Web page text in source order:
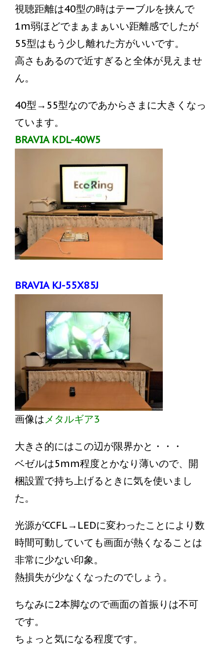
視聴距離は40型の時はテーブルを挟んで
1m弱ほどでまぁまぁいい距離感でしたが
55型はもう少し離れた方がいいです。
高さもあるので近すぎると全体が見えませ
ん。
40型→55型なのであからさまに大きくなっ
ています。
BRAVIA KDL-40W5
BRAVIA KJ-55X85J
画像はメタルギア3
大きさ的にはこの辺が限界かと・・・
ベゼルは5mm程度とかなり薄いので、開
梱設置で持ち上げるときに気を使いまし
た。
光源がCCFL→LEDに変わったことにより数
時間可動していても画面が熱くなることは
非常に少ない印象。
熱損失が少なくなったのでしょう。
ちなみに2本脚なので画面の首振りは不可
です。
ちょっと気になる程度です。